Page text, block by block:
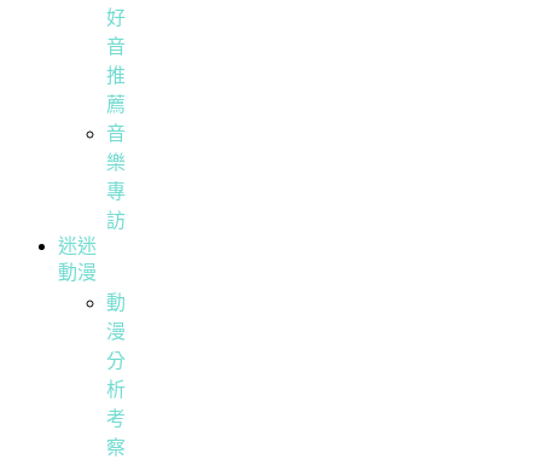
好
音
推
薦
音
樂
專
訪
迷迷
動漫
動
漫
分
析
考
察